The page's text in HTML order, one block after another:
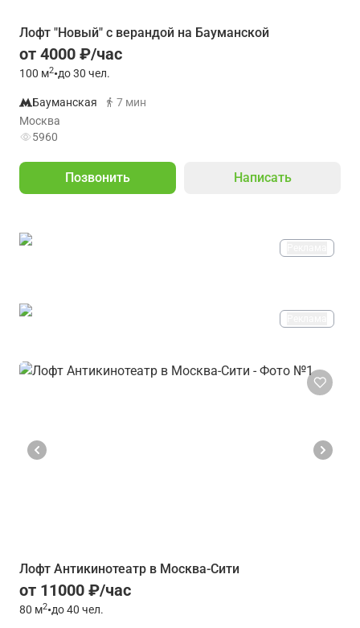
Лофт "Новый" с верандой на Бауманской
от 4000 ₽/час
100 м2•до 30 чел.
Бауманская
7 мин
Москва
5960
Позвонить Написать
Лофт Антикинотеатр в Москва-Сити
от 11000 ₽/час
80 м2•до 40 чел.